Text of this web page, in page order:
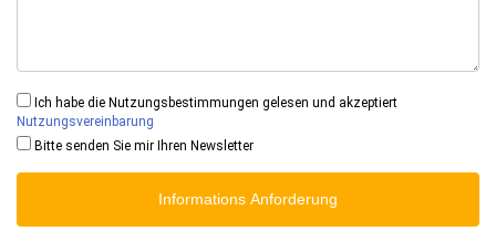
Ich habe die Nutzungsbestimmungen gelesen und akzeptiert
Nutzungsvereinbarung
Bitte senden Sie mir Ihren Newsletter
Informations Anforderung